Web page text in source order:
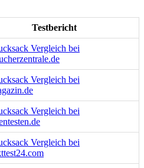
Testbericht
Vergleich bei
Vergleich bei
Vergleich bei
Vergleich bei